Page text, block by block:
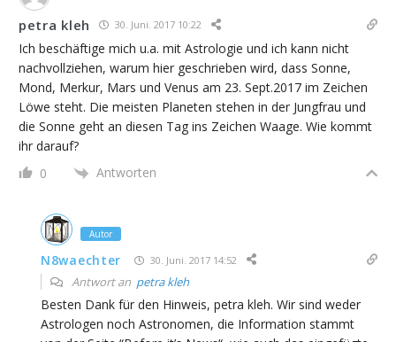
petra kleh 30. Juni. 2017 10:22
Ich beschäftige mich u.a. mit Astrologie und ich kann nicht
nachvollziehen, warum hier geschrieben wird, dass Sonne,
Mond, Merkur, Mars und Venus am 23. Sept.2017 im Zeichen
Löwe steht. Die meisten Planeten stehen in der Jungfrau und
die Sonne geht an diesen Tag ins Zeichen Waage. Wie kommt
ihr darauf?
0
Antworten
Autor
N8waechter 30. Juni. 2017 14:52
Antwort an petra kleh
Besten Dank für den Hinweis, petra kleh. Wir sind weder
Astrologen noch Astronomen, die Information stammt